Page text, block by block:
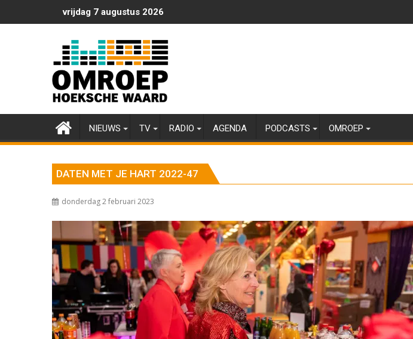
naar
vrijdag 7 augustus 2026
NIEUWS TV RADIO AGENDA PODCASTS OMROEP
DATEN MET JE HART 2022-47
donderdag 2 februari 2023